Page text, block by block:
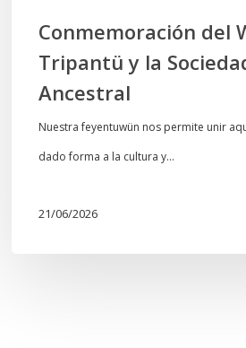
Conmemoración del
Tripantü y la
Ancestral
Nuestra feyentuwün nos permite unir
dado forma a la cultura y…
21/06/2026